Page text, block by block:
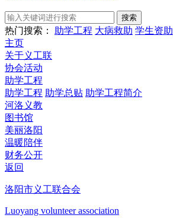
搜索
热门搜索： 助学工程 大病救助 学生资助
主页
关于义工联
协会活动
助学工程
助学工程 助学总贴 助学工程简介
河洛义教
图书馆
美丽洛阳
温暖陪伴
财务公开
返回
洛阳市义工联合会
Luoyang volunteer association